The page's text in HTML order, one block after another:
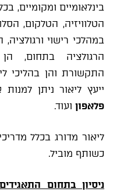
בינלאומיים ומקומיים,
הטלוויזיה, הטלקום,
במהלכי רישוי
הרגולציה בתחום,
התקשורת והן בהליכי
ייעץ ליאור ניתן
פלאפון ועוד.
ליאור מדורג בכלל
כשותף מוביל.
ניסיון בתחום